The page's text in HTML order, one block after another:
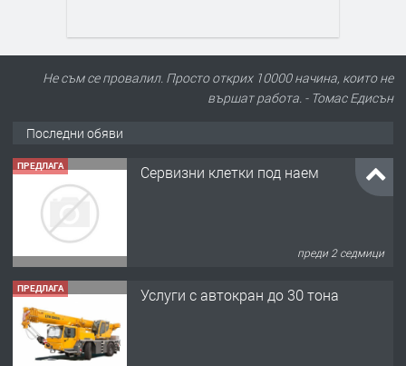
Не съм се провалил. Просто открих 10000 начина, които не
вършат работа. - Томас Едисън
Последни обяви
ПРЕДЛАГА Сервизни клетки под наем
преди 2 седмици
ПРЕДЛАГА Услуги с автокран до 30 тона